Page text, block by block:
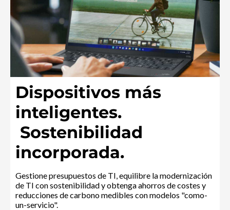
Dispositivos más
inteligentes.
Sostenibilidad
incorporada.
Gestione presupuestos de TI, equilibre la modernización
de TI con sostenibilidad y obtenga ahorros de costes y
reducciones de carbono medibles con modelos "como-
un-servicio".